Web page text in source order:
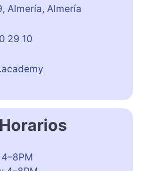
Almería, Almería
29 10
Horarios